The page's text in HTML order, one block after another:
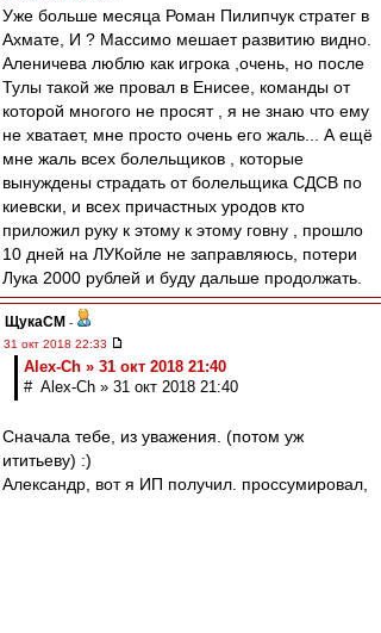
Уже больше месяца Роман Пилипчук стратег в
Ахмате, И ? Массимо мешает развитию видно.
Аленичева люблю как игрока ,очень, но после
Тулы такой же провал в Енисее, команды от
которой многого не просят , я не знаю что ему
не хватает, мне просто очень его жаль... А ещё
мне жаль всех болельщиков , которые
вынуждены страдать от болельщика СДСВ по
киевски, и всех причастных уродов кто
приложил руку к этому к этому говну , прошло
10 дней на ЛУКойле не заправляюсь, потери
Лука 2000 рублей и буду дальше продолжать.
ЩукаСМ -
31 окт 2018 22:33
Alex-Ch » 31 окт 2018 21:40
# Alex-Ch » 31 окт 2018 21:40
Сначала тебе, из уважения. (потом уж
ититьеву) :)
Александр, вот я ИП получил. проссумировал,